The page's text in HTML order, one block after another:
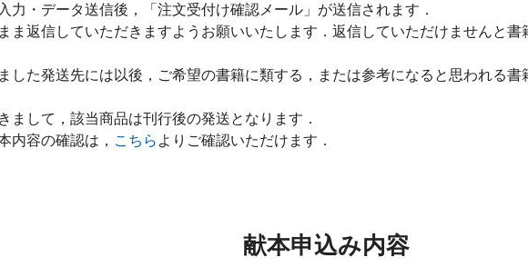
力・データ送信後，「注文受付け確認メール」が送信されます．
ま返信していただきますようお願いいたします．返信していただけませんと
した発送先には以後，ご希望の書籍に類する，または参考になると思われる
まして，該当商品は刊行後の発送となります．
内容の確認は， こちら よりご確認いただけます．
献本申込み内容